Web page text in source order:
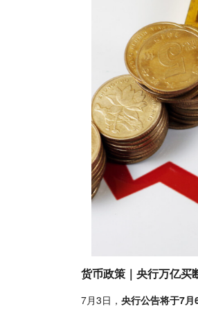
货币政策｜央行万亿买
7月3日， 央行公告将于7